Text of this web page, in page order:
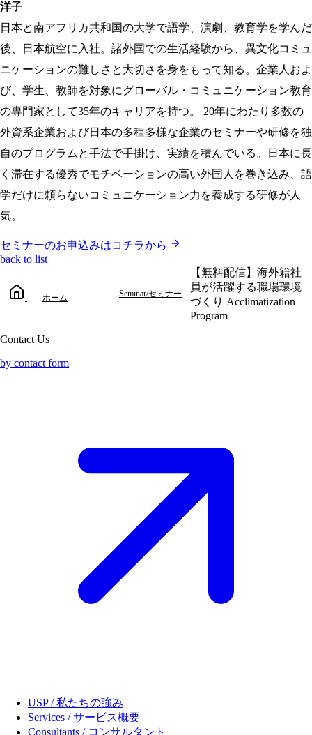
洋子
日本と南アフリカ共和国の大学で語学、演劇、教育学を学んだ
後、日本航空に入社。諸外国での生活経験から、異文化コミュ
ニケーションの難しさと大切さを身をもって知る。企業人およ
び、学生、教師を対象にグローバル・コミュニケーション教育
の専門家として35年のキャリアを持つ。 20年にわたり多数の
外資系企業および日本の多種多様な企業のセミナーや研修を独
自のプログラムと手法で手掛け、実績を積んでいる。日本に長
く滞在する優秀でモチベーションの高い外国人を巻き込み、語
学だけに頼らないコミュニケーション力を養成する研修が人
気。
セミナーのお申込みはコチラから
back to list
ホーム Seminar/セミナー
【無料配信】海外籍社
員が活躍する職場環境
づくり Acclimatization
Program
Contact Us
by contact form
USP / 私たちの強み
Services / サービス概要
Consultants / コンサルタント